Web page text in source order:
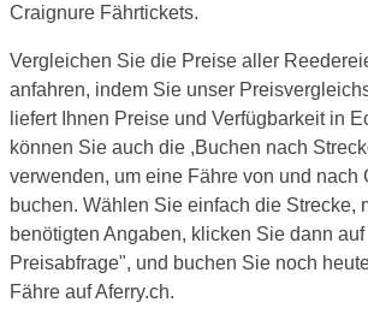
Craignure Fährtickets.
Vergleichen Sie die Preise aller
anfahren, indem Sie unser
liefert Ihnen Preise und Verfügbarkeit in
können Sie auch die ,Buchen nach
verwenden, um eine Fähre von und nach
buchen. Wählen Sie einfach die Strecke,
benötigten Angaben, klicken Sie dann
Preisabfrage", und buchen Sie noch
Fähre auf Aferry.ch.